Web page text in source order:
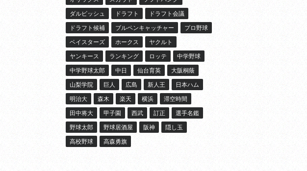
ダルビッシュ ドラフト ドラフト会議
ドラフト候補 ブルペンキャッチャー プロ野球
ベイスターズ ホークス ヤクルト
ヤンキース ランキング ロッテ 中学野球
中学野球太郎 中日 仙台育英 大阪桐蔭
山梨学院 巨人 広島 新人王 日本ハム
明治大 森木 楽天 横浜 滞空時間
田中将大 甲子園 西武 訂正 選手名鑑
野球太郎 野球居酒屋 阪神 隠し玉
高校野球 高森勇旗